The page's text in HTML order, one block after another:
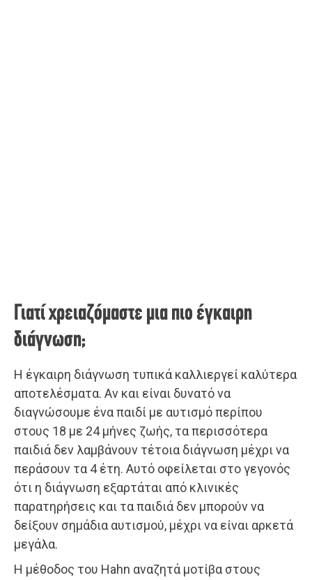
Γιατί χρειαζόμαστε μια πιο έγκαιρη
διάγνωση;
Η έγκαιρη διάγνωση τυπικά καλλιεργεί καλύτερα
αποτελέσματα. Αν και είναι δυνατό να
διαγνώσουμε ένα παιδί με αυτισμό περίπου
στους 18 με 24 μήνες ζωής, τα περισσότερα
παιδιά δεν λαμβάνουν τέτοια διάγνωση μέχρι να
περάσουν τα 4 έτη. Αυτό οφείλεται στο γεγονός
ότι η διάγνωση εξαρτάται από κλινικές
παρατηρήσεις και τα παιδιά δεν μπορούν να
δείξουν σημάδια αυτισμού, μέχρι να είναι αρκετά
μεγάλα.
Η μέθοδος του Hahn αναζητά μοτίβα στους